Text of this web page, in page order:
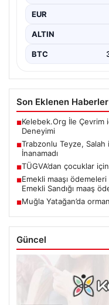
EUR
ALTIN
BTC
Son Eklenen Haberler
■Kelebek.Org İle Çevrim
Deneyimi
■Trabzonlu Teyze, Salah
İnanamadı
■TÜGVA’dan çocuklar
■Emekli maaşı
Emekli Sandığı maaş
■Muğla Yatağan’da
Güncel